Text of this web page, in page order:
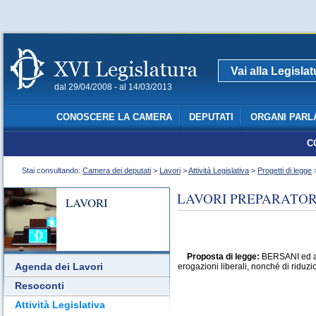
dal 29/04/2008 - al 14/03/2013
Vai alla
CONOSCERE LA CAMERA DEPUTATI ORGANI
Stai consultando: Camera dei deputati > Lavori >Attività Legislativa > Progetti di legge
LAVORI
Agenda dei Lavori
Resoconti
Attività Legislativa
LAVORI
Proposta di legge: BERSANI ed
erogazioni liberali, nonché di